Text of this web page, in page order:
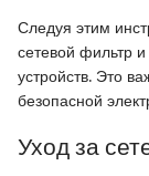
Следуя этим
сетевой фильтр
устройств. Это
безопасной
Уход за